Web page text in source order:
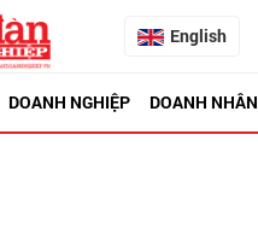
English
DOANH NGHIỆP DOANH NHÂN